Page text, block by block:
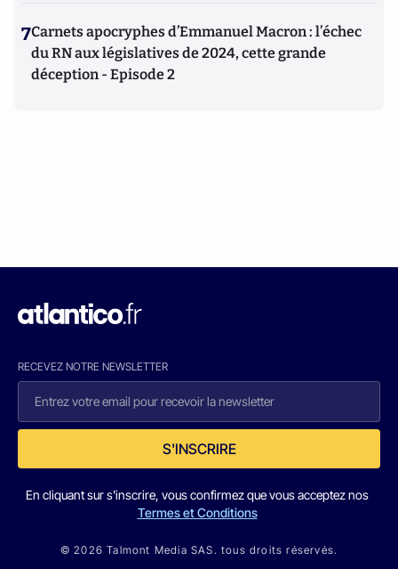
7Carnets apocryphes d’Emmanuel Macron : l’échec
du RN aux législatives de 2024, cette grande
déception - Episode 2
RECEVEZ NOTRE NEWSLETTER
S'INSCRIRE
En cliquant sur s'inscrire, vous confirmez que vous acceptez nos
Termes et Conditions
© 2026 Talmont Media SAS. tous droits réservés.